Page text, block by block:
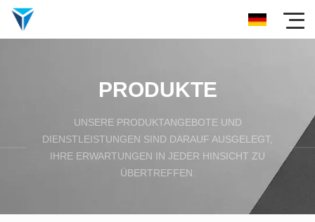
PRODUKTE
UNSERE PRODUKTANGEBOTE UND
DIENSTLEISTUNGEN SIND DARAUF AUSGELEGT,
IHRE ERWARTUNGEN IN JEDER HINSICHT ZU
ÜBERTREFFEN.